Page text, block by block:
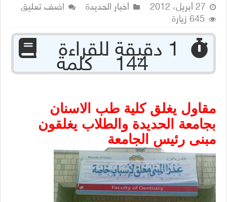
27 أبريل، 2012
أخبار الحديدة
اضف تعليق
645 زيارة
144 كلمة
مقاول يغلق كلية طب الاسنان
بجامعة الحديدة والطلاب يغلقون
مبنى رئيس الجامعة